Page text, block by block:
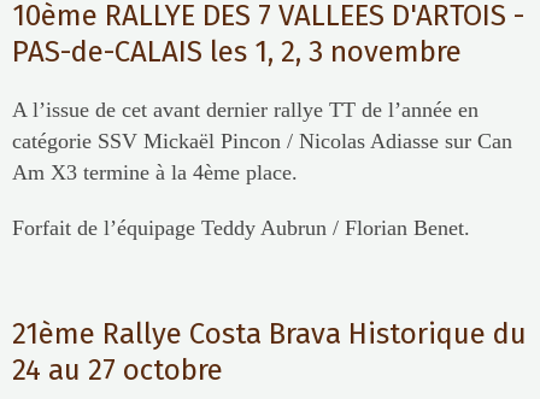
10ème RALLYE DES 7 VALLEES D'ARTOIS -
PAS-de-CALAIS les 1, 2, 3 novembre
A l’issue de cet avant dernier rallye TT de l’année en
catégorie SSV Mickaël Pincon / Nicolas Adiasse sur Can
Am X3 termine à la 4ème place.
Forfait de l’équipage Teddy Aubrun / Florian Benet.
21ème Rallye Costa Brava Historique du
24 au 27 octobre